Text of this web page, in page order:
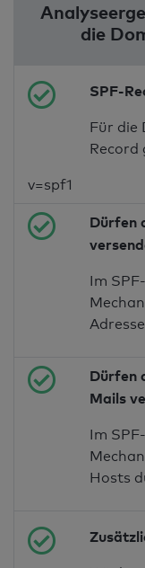
die
SPF-
Für die
Record
v=spf1
Dürfen
Im
Dürfen
Mails
Im
Hosts